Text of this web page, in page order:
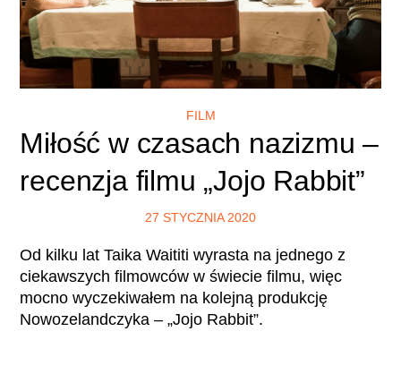
FILM
Miłość w czasach nazizmu –
recenzja filmu „Jojo Rabbit”
27 STYCZNIA 2020
Od kilku lat Taika Waititi wyrasta na jednego z
ciekawszych filmowców w świecie filmu, więc
mocno wyczekiwałem na kolejną produkcję
Nowozelandczyka – „Jojo Rabbit”.